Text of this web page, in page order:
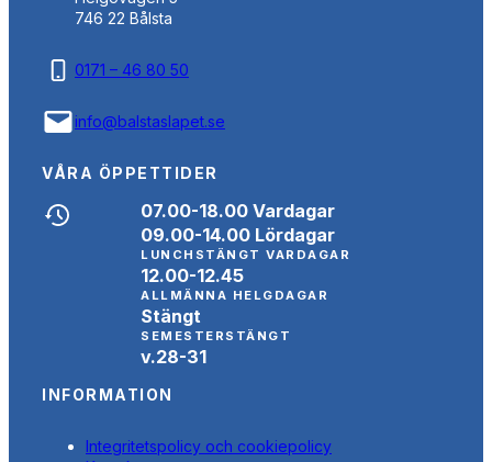
746 22 Bålsta
0171 – 46 80 50
info@balstaslapet.se
VÅRA ÖPPETTIDER
07.00-18.00 Vardagar
09.00-14.00 Lördagar
LUNCHSTÄNGT VARDAGAR
12.00-12.45
ALLMÄNNA HELGDAGAR
Stängt
SEMESTERSTÄNGT
v.28-31
INFORMATION
Integritetspolicy och cookiepolicy